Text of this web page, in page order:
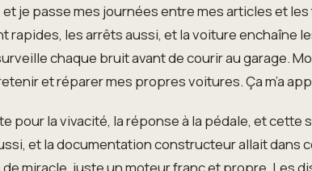
et je passe mes journées entre mes articles et
rapides, les arrêts aussi, et la voiture enchaîne
chaque bruit avant de courir au garage.
et réparer mes propres voitures. Ça m’a
pour la vivacité, la réponse à la pédale, et
et la documentation constructeur allait dans